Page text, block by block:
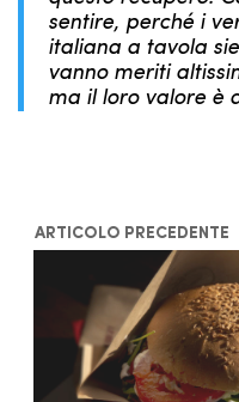
sentire, perché i
italiana a tavola
vanno meriti
ma il loro valore è
ARTICOLO PRECEDENTE